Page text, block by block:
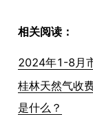
相关阅读：
2024年1-8月
桂林天然气收
是什么？